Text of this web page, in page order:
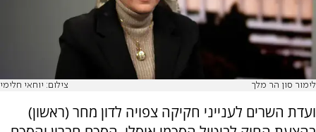
לימור סון הר מלך צילום: יוחאי חלימי
ועדת השרים לענייני חקיקה צפויה לדון מחר (ראשון)